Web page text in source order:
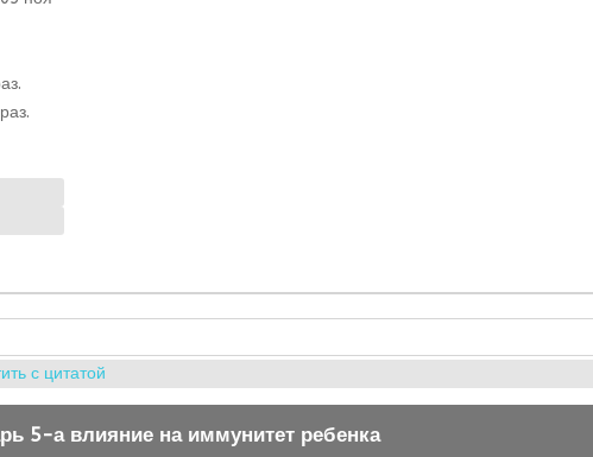
с цитатой
5-а влияние на иммунитет ребенка